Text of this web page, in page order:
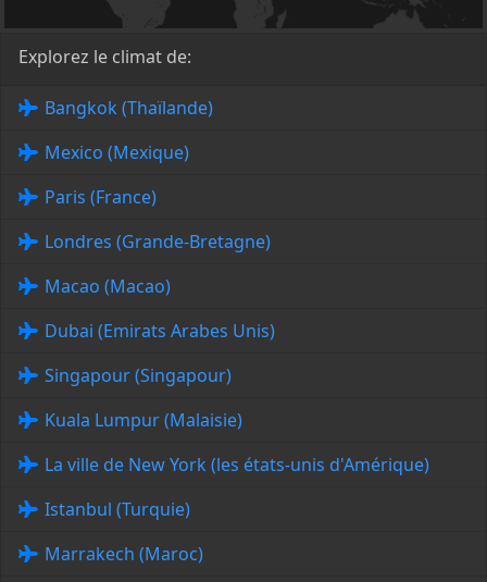
Explorez le climat de:
Bangkok (Thaïlande)
Mexico (Mexique)
Paris (France)
Londres (Grande-Bretagne)
Macao (Macao)
Dubai (Emirats Arabes Unis)
Singapour (Singapour)
Kuala Lumpur (Malaisie)
La ville de New York (les états-unis d'Amérique)
Istanbul (Turquie)
Marrakech (Maroc)